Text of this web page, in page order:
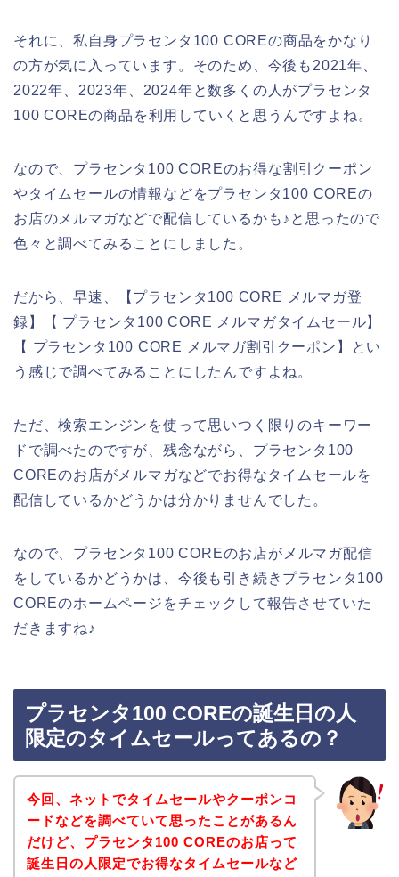
それに、私自身プラセンタ100 COREの商品をかなり
の方が気に入っています。そのため、今後も2021年、
2022年、2023年、2024年と数多くの人がプラセンタ
100 COREの商品を利用していくと思うんですよね。
なので、プラセンタ100 COREのお得な割引クーポン
やタイムセールの情報などをプラセンタ100 COREの
お店のメルマガなどで配信しているかも♪と思ったので
色々と調べてみることにしました。
だから、早速、【プラセンタ100 CORE メルマガ登
録】【 プラセンタ100 CORE メルマガタイムセール】
【 プラセンタ100 CORE メルマガ割引クーポン】とい
う感じで調べてみることにしたんですよね。
ただ、検索エンジンを使って思いつく限りのキーワー
ドで調べたのですが、残念ながら、プラセンタ100
COREのお店がメルマガなどでお得なタイムセールを
配信しているかどうかは分かりませんでした。
なので、プラセンタ100 COREのお店がメルマガ配信
をしているかどうかは、今後も引き続きプラセンタ100
COREのホームページをチェックして報告させていた
だきますね♪
プラセンタ100 COREの誕生日の人
限定のタイムセールってあるの？
今回、ネットでタイムセールやクーポンコ
ードなどを調べていて思ったことがあるん
だけど、プラセンタ100 COREのお店って
誕生日の人限定でお得なタイムセールなど